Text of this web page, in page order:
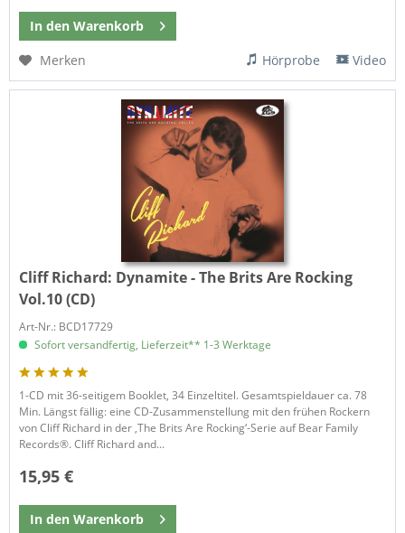
In den Warenkorb
Merken
Hörprobe Video
Cliff Richard: Dynamite - The Brits Are Rocking
Vol.10 (CD)
Art-Nr.: BCD17729
Sofort versandfertig, Lieferzeit** 1-3 Werktage
1-CD mit 36-seitigem Booklet, 34 Einzeltitel. Gesamtspieldauer ca. 78
Min. Längst fällig: eine CD-Zusammenstellung mit den frühen Rockern
von Cliff Richard in der ‚The Brits Are Rocking‘-Serie auf Bear Family
Records®. Cliff Richard and...
15,95 €
In den Warenkorb